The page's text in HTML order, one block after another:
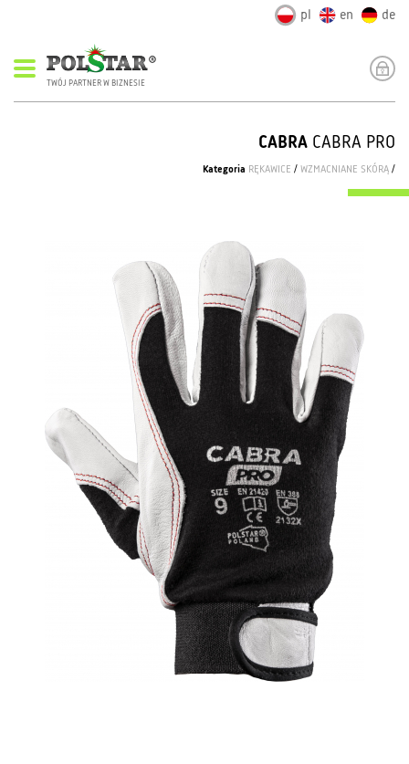
pl en de
TWÓJ PARTNER W BIZNESIE
CABRA CABRA PRO
Kategoria RĘKAWICE / WZMACNIANE SKÓRĄ /